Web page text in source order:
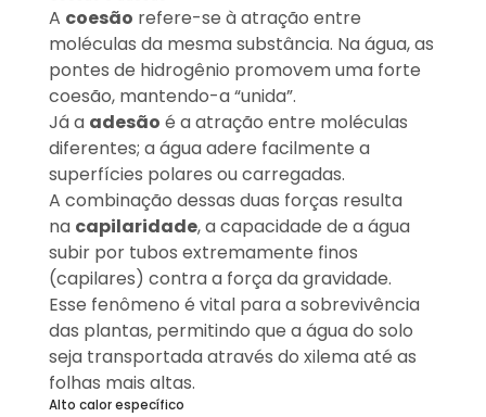
A coesão refere-se à atração entre
moléculas da mesma substância. Na água, as
pontes de hidrogênio promovem uma forte
coesão, mantendo-a “unida”.
Já a adesão é a atração entre moléculas
diferentes; a água adere facilmente a
superfícies polares ou carregadas.
A combinação dessas duas forças resulta
na capilaridade, a capacidade de a água
subir por tubos extremamente finos
(capilares) contra a força da gravidade.
Esse fenômeno é vital para a sobrevivência
das plantas, permitindo que a água do solo
seja transportada através do xilema até as
folhas mais altas.
Alto calor específico